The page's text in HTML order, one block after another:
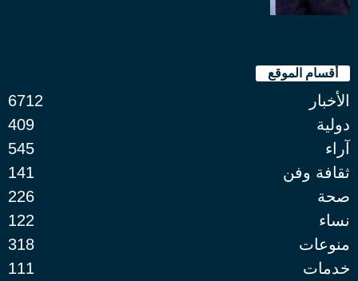
أقسام الموقع
الأخبار
6712
دولية
409
آراء
545
ثقافة وفن
141
صحة
226
نساء
122
منوعات
318
خدمات
111